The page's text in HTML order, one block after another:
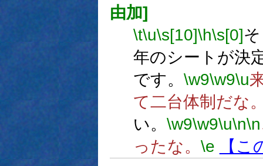
由加]
\t\u\s[10]\h\s[0]
年のシートが決
です。 \w9\w9\u
て二台体制だな
い。 \w9\w9\u\n\n
ったな。 \e
【